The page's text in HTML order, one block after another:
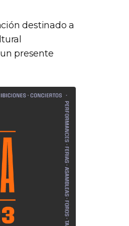
destinado a
presente